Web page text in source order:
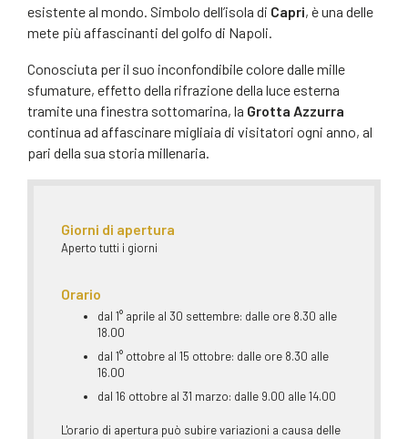
esistente al mondo. Simbolo dell’isola di Capri, è una delle
mete più affascinanti del golfo di Napoli.
Conosciuta per il suo inconfondibile colore dalle mille
sfumature, effetto della rifrazione della luce esterna
tramite una finestra sottomarina, la Grotta Azzurra
continua ad affascinare migliaia di visitatori ogni anno, al
pari della sua storia millenaria.
Giorni di apertura
Aperto tutti i giorni
Orario
dal 1° aprile al 30 settembre: dalle ore 8.30 alle
18.00
dal 1° ottobre al 15 ottobre: dalle ore 8.30 alle
16.00
dal 16 ottobre al 31 marzo: dalle 9.00 alle 14.00
L'orario di apertura può subire variazioni a causa delle